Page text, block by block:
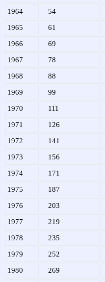
1964 54
1965 61
1966 69
1967 78
1968 88
1969 99
1970 111
1971 126
1972 141
1973 156
1974 171
1975 187
1976 203
1977 219
1978 235
1979 252
1980 269